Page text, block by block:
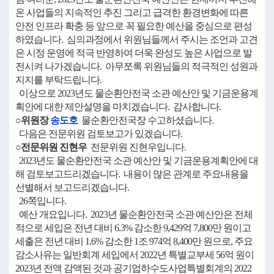
온 사업들의 지속적인 추진 그리고 급격한 환경변화에 따른
안전 인프라 확충 등 앞으로 꼭 필요한 예산을 중심으로 편성
하였습니다. 심의과정에서 위원님들께서 주시는 조언과 고견
은 시정 운영에 적극 반영하여 더욱 완성도 높은 사업으로 발
전시켜 나가겠습니다. 아무쪼록 위원님들의 적극적인 성원과
지지를 부탁드립니다.
이상으로 2023년도 물순환안전국 소관 예산안 및 기금운용계
획안에 대한 제안설명을 마치겠습니다. 감사합니다.
○위원장송도호 물순환안전국장 수고하셨습니다.
다음은 전문위원 검토보고가 있겠습니다.
○전문위원 진현우전문위원 진현우입니다.
2023년도 물순환안전국 소관 예산안 및 기금운용계획안에 대
해 검토보고드리겠습니다. 내용이 많은 관계로 주요내용을
선별해서 보고드리겠습니다.
26쪽입니다.
예산 개요입니다. 2023년 물순환안전국 소관 예산안은 전체
적으로 세입은 전년 대비 6.3% 감소한 9,429억 7,800만 원이고
세출은 전년 대비 1.6% 감소한 1조 974억 8,400만 원으로, 주요
감소사유는 일반회계 세입에서 2022년 특별교부세 56억 원이
2023년 전액 감액된 것과 공기업하수도사업특별회계의 2022